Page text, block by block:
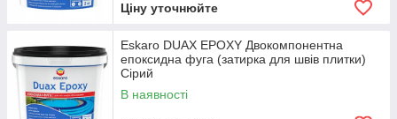
Ціну уточнюйте
Eskaro DUAX EPOXY Двокомпонентна
епоксидна фуга (затирка для швів плитки)
Сірий
В наявності